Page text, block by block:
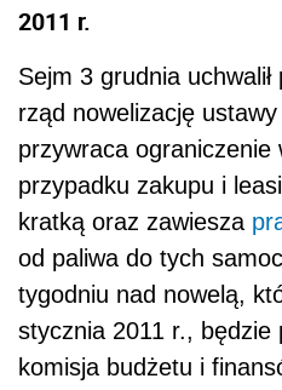
2011 r.
Sejm 3 grudnia
rząd nowelizację
przywraca ograniczenie
przypadku zakupu i
kratką oraz zawiesza
od paliwa do tych
tygodniu nad nowelą,
stycznia 2011 r., będzie
komisja budżetu i